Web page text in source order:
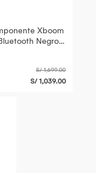
Xboom
Negro
S/ 1,699.00
S/ 1,039.00